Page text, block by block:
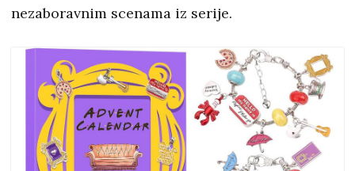
nezaboravnim scenama iz serije.